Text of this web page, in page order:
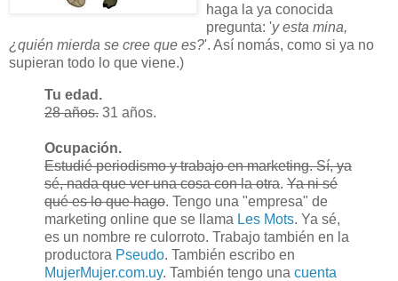
haga la ya conocida
pregunta: 'y esta mina,
¿quién mierda se cree que es?'. Así nomás, como si ya no
supieran todo lo que viene.)
Tu edad.
28 años. 31 años.
Ocupación.
Estudié periodismo y trabajo en marketing. Sí, ya
sé, nada que ver una cosa con la otra. Ya ni sé
qué es lo que hago. Tengo una "empresa" de
marketing online que se llama Les Mots. Ya sé,
es un nombre re culorroto. Trabajo también en la
productora Pseudo. También escribo en
MujerMujer.com.uy. También tengo una cuenta